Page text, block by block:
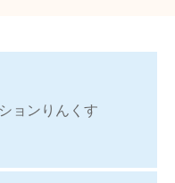
ョンりんくす